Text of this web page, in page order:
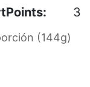
3
(144g)